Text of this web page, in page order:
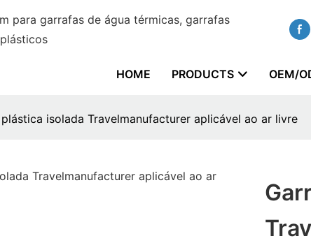
para garrafas de água térmicas, garrafas
HOME PRODUCTS OEM/
isolada Travelmanufacturer aplicável ao ar livre